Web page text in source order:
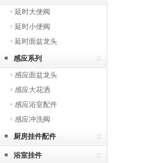
延时大便阀
延时小便阀
延时面盆龙头
感应系列
感应面盆龙头
感应大花洒
感应浴室配件
感应冲洗阀
厨房挂件配件
浴室挂件